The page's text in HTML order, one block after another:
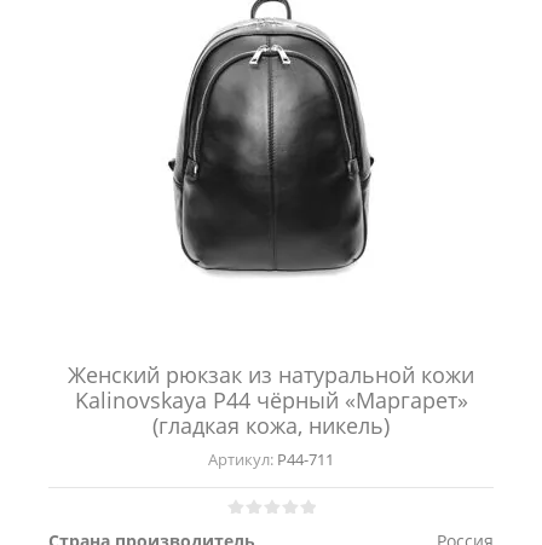
Женский рюкзак из натуральной кожи
Kalinovskaya Р44 чёрный «Маргарет»
(гладкая кожа, никель)
Артикул: Р44-711